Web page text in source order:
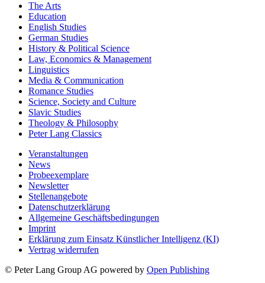
The Arts
Education
English Studies
German Studies
History & Political Science
Law, Economics & Management
Linguistics
Media & Communication
Romance Studies
Science, Society and Culture
Slavic Studies
Theology & Philosophy
Peter Lang Classics
Veranstaltungen
News
Probeexemplare
Newsletter
Stellenangebote
Datenschutzerklärung
Allgemeine Geschäftsbedingungen
Imprint
Erklärung zum Einsatz Künstlicher Intelligenz (KI)
Vertrag widerrufen
© Peter Lang Group AG powered by Open Publishing